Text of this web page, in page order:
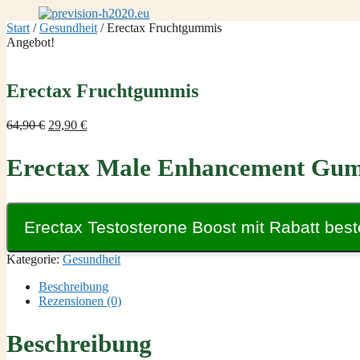
Inhalt
springen
Start /Gesundheit / Erectax Fruchtgummis
Angebot!
Erectax Fruchtgummis
64,90€ Ursprünglicher
64,90 €
29,90 €Aktueller
29,90 €.
Erectax Male Enhancement
Erectax Testosterone Boost mit Rabatt
Kategorie: Gesundheit
Beschreibung
Rezensionen (0)
Beschreibung